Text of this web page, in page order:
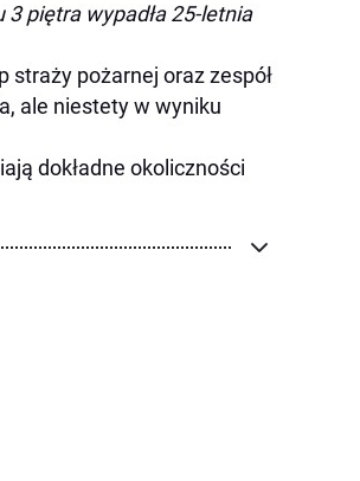
piętra wypadła 25-letnia
straży pożarnej oraz zespół
ale niestety w wyniku
dokładne okoliczności